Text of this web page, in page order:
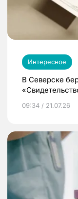
Интересное
В Северске
09:34 / 21.07.26